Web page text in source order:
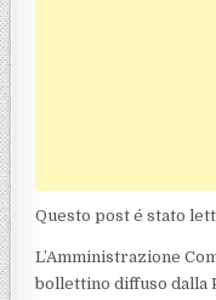
Questo post é stato
L’Amministrazione
bollettino diffuso dalla